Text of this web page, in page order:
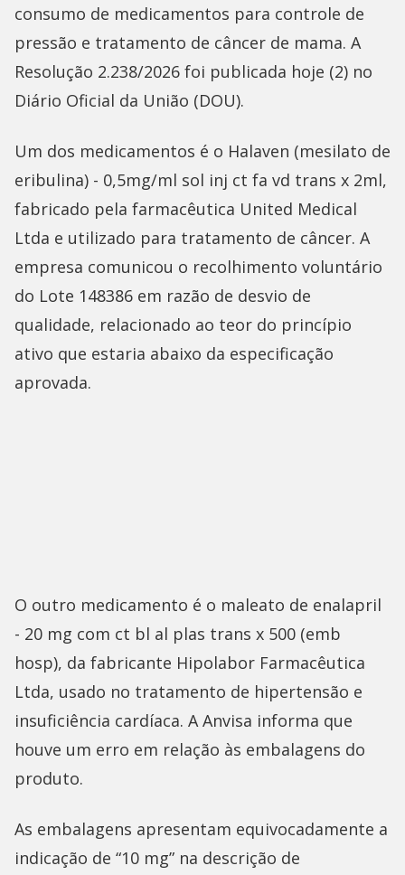
consumo de medicamentos para controle de
pressão e tratamento de câncer de mama. A
Resolução 2.238/2026 foi publicada hoje (2) no
Diário Oficial da União (DOU).
Um dos medicamentos é o Halaven (mesilato de
eribulina) - 0,5mg/ml sol inj ct fa vd trans x 2ml,
fabricado pela farmacêutica United Medical
Ltda e utilizado para tratamento de câncer. A
empresa comunicou o recolhimento voluntário
do Lote 148386 em razão de desvio de
qualidade, relacionado ao teor do princípio
ativo que estaria abaixo da especificação
aprovada.
O outro medicamento é o maleato de enalapril
- 20 mg com ct bl al plas trans x 500 (emb
hosp), da fabricante Hipolabor Farmacêutica
Ltda, usado no tratamento de hipertensão e
insuficiência cardíaca. A Anvisa informa que
houve um erro em relação às embalagens do
produto.
As embalagens apresentam equivocadamente a
indicação de “10 mg” na descrição de